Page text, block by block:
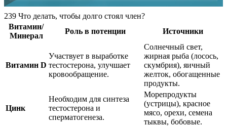
239 Что делать, чтобы долго стоял член?
Витамин/
Минерал
Роль в потенции Источники
Витамин D
Участвует в выработке
тестостерона, улучшает
кровообращение.
Солнечный свет,
жирная рыба (лосось,
скумбрия), яичный
желток, обогащенные
продукты.
Цинк
Необходим для синтеза
тестостерона и
сперматогенеза.
Морепродукты
(устрицы), красное
мясо, орехи, семена
тыквы, бобовые.